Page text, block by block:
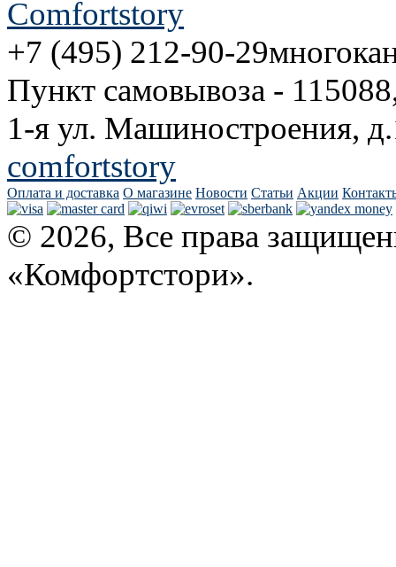
+7 (495) 212-90-29
Пункт самовывоза -
1-я ул. Машиностроения,
comfortstory
Оплата и доставка О магазине Новости Статьи Акции
© 2026, Все права
«Комфортстори».